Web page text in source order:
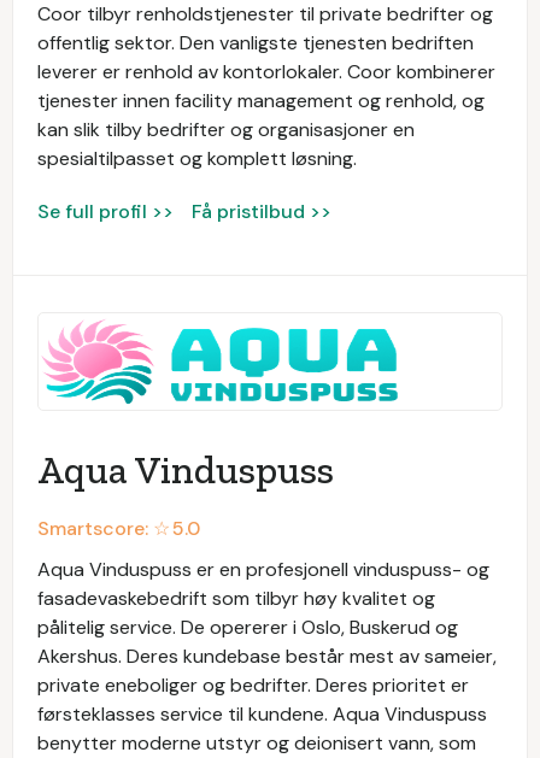
Coor tilbyr renholdstjenester til private bedrifter og
offentlig sektor. Den vanligste tjenesten bedriften
leverer er renhold av kontorlokaler. Coor kombinerer
tjenester innen facility management og renhold, og
kan slik tilby bedrifter og organisasjoner en
spesialtilpasset og komplett løsning.
Se full profil >> Få pristilbud >>
Aqua Vinduspuss
Smartscore: ☆5.0
Aqua Vinduspuss er en profesjonell vinduspuss- og
fasadevaskebedrift som tilbyr høy kvalitet og
pålitelig service. De opererer i Oslo, Buskerud og
Akershus. Deres kundebase består mest av sameier,
private eneboliger og bedrifter. Deres prioritet er
førsteklasses service til kundene. Aqua Vinduspuss
benytter moderne utstyr og deionisert vann, som